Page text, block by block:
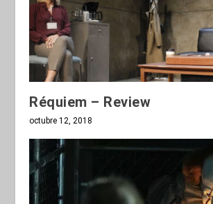
Réquiem – Review
octubre 12, 2018